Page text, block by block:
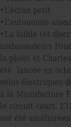
•L’écran petit
•L’autonomie
•La faible (et
ambassadeurs
la photo et
été lancée en
vélos électriques
à la Manufacture
le circuit court.
ont été